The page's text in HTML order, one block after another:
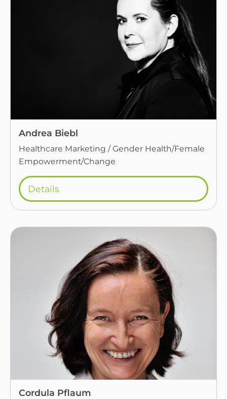
Andrea Biebl
Healthcare Marketing / Gender Health/Female
Empowerment/Change
Details
Cordula Pflaum